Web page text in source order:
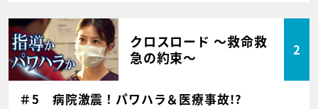
クロスロード ～救命救
急の約束～
2
＃5 病院激震！パワハラ＆医療事故!?